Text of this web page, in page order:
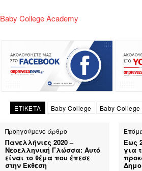
Baby College Academy
ΕΤΙΚΕΤΑ Baby College Baby College
Προηγούμενο άρθρο
Πανελλήνιες 2020 –
Νεοελληνική Γλώσσα: Αυτό
είναι το θέμα που έπεσε
στην Έκθεση
Έως
για